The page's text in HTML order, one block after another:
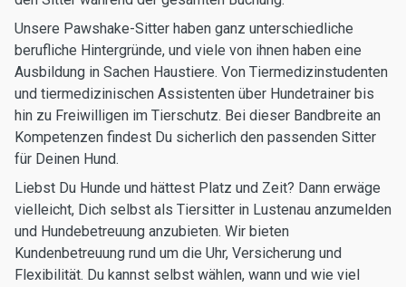
Unsere Pawshake-Sitter haben ganz unterschiedliche
berufliche Hintergründe, und viele von ihnen haben eine
Ausbildung in Sachen Haustiere. Von Tiermedizinstudenten
und tiermedizinischen Assistenten über Hundetrainer bis
hin zu Freiwilligen im Tierschutz. Bei dieser Bandbreite an
Kompetenzen findest Du sicherlich den passenden Sitter
für Deinen Hund.
Liebst Du Hunde und hättest Platz und Zeit? Dann erwäge
vielleicht, Dich selbst als Tiersitter in Lustenau anzumelden
und Hundebetreuung anzubieten. Wir bieten
Kundenbetreuung rund um die Uhr, Versicherung und
Flexibilität. Du kannst selbst wählen, wann und wie viel